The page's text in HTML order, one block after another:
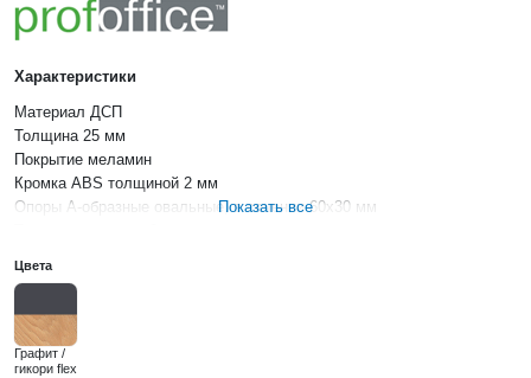
Характеристики
Материал ДСП
Толщина 25 мм
Покрытие меламин
Кромка ABS толщиной 2 мм
Опоры А-образные овальные, в сечении 60х30 мм
Показать все
Цвета
Графит /
гикори flex